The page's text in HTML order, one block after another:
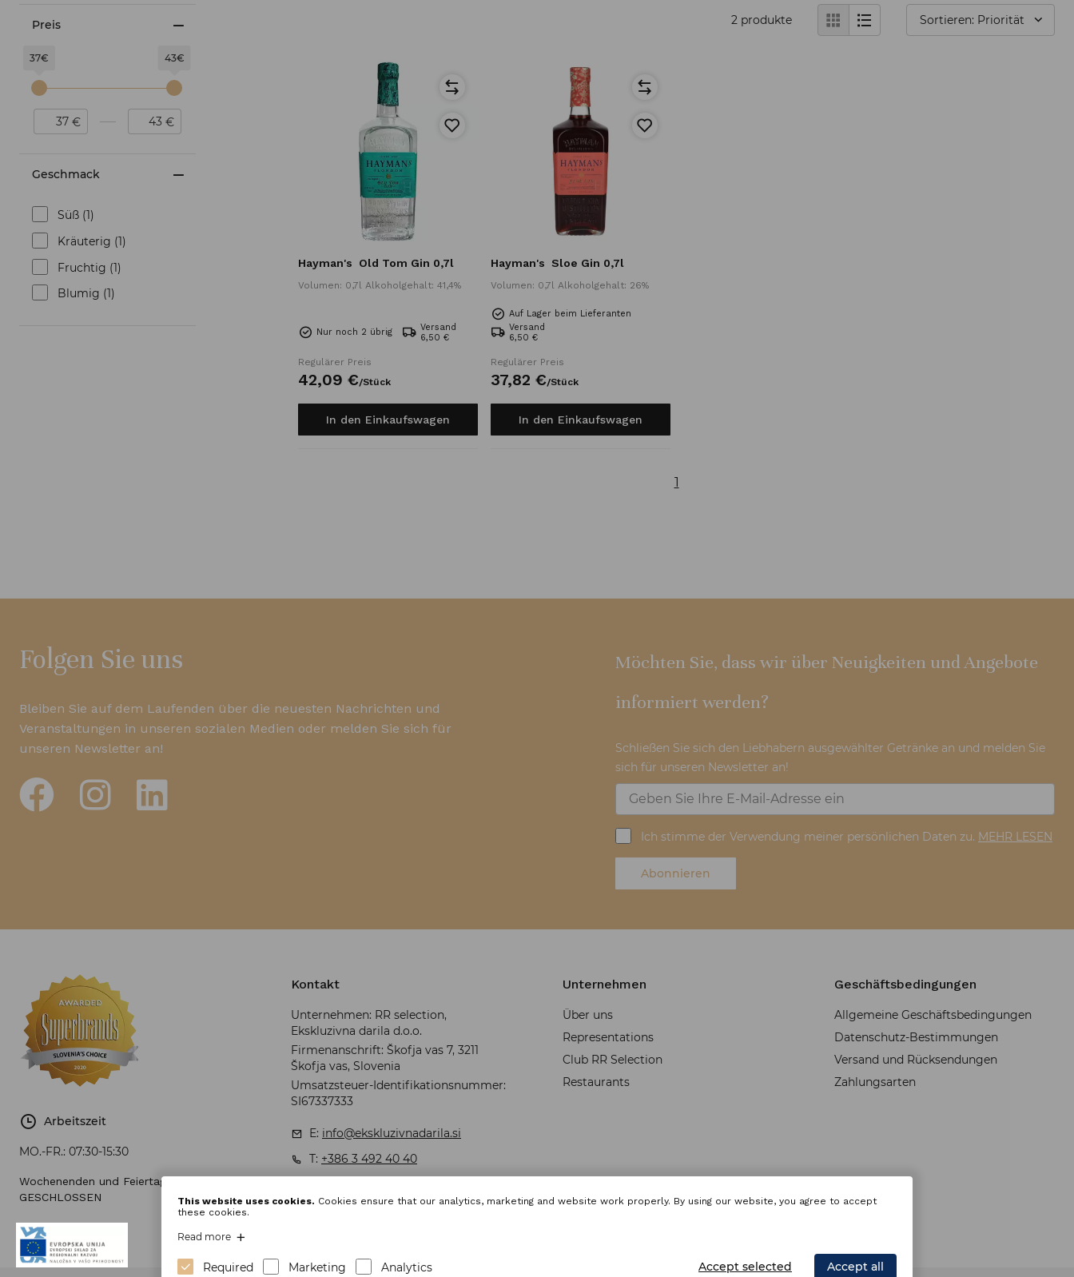
Preis
37€ 43€
€ €
Geschmack
Süß (1)
Kräuterig (1)
Fruchtig (1)
Blumig (1)
2 produkte Sortieren: Priorität
Hayman's Old Tom Gin 0,7l
Volumen: 0,7l Alkoholgehalt: 41,4%
Nur noch 2 übrig
Versand
6,50 €
Regulärer Preis
42,09 €/Stück
In den Einkaufswagen
Hayman's Sloe Gin 0,7l
Volumen: 0,7l Alkoholgehalt: 26%
Auf Lager beim Lieferanten
Versand
6,50 €
Regulärer Preis
37,82 €/Stück
In den Einkaufswagen
1
Folgen Sie uns
Bleiben Sie auf dem Laufenden über die neuesten Nachrichten und
Veranstaltungen in unseren sozialen Medien oder melden Sie sich für
unseren Newsletter an!
Möchten Sie, dass wir über Neuigkeiten und Angebote
informiert werden?
Schließen Sie sich den Liebhabern ausgewählter Getränke an und melden Sie
sich für unseren Newsletter an!
Ich stimme der Verwendung meiner persönlichen Daten zu. MEHR LESEN
Abonnieren
Arbeitszeit
MO.-FR.: 07:30-15:30
Wochenenden und Feiertage:
GESCHLOSSEN
Kontakt
Unternehmen: RR selection,
Ekskluzivna darila d.o.o.
Firmenanschrift: Škofja vas 7, 3211
Škofja vas, Slovenia
Umsatzsteuer-Identifikationsnummer:
SI67337333
E: info@ekskluzivnadarila.si
T: +386 3 492 40 40
Unternehmen
Über uns
Representations
Club RR Selection
Restaurants
Geschäftsbedingungen
Allgemeine Geschäftsbedingungen
Datenschutz-Bestimmungen
Versand und Rücksendungen
Zahlungsarten
This website uses cookies. Cookies ensure that our analytics, marketing and website work properly. By using our website, you agree to accept
these cookies.
Read more
Required Marketing Analytics Accept selected Accept all